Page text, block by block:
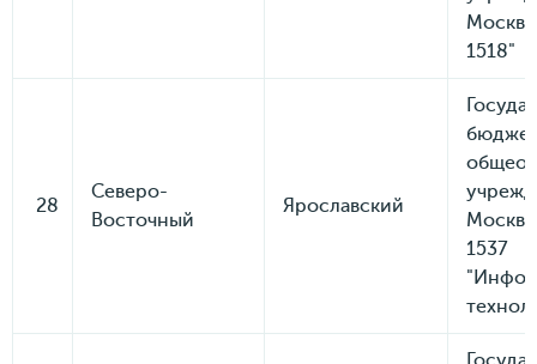
1518"
28
Северо-
Восточный
Ярославский
1537